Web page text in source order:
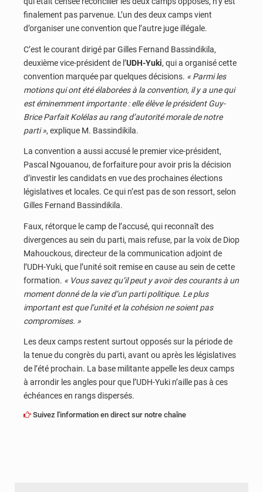
finalement pas parvenue. L’un des deux camps vient
d’organiser une convention que l’autre juge illégale.
C’est le courant dirigé par Gilles Fernand Bassindikila,
deuxième vice-président de l’UDH-Yuki, qui a organisé cette
convention marquée par quelques décisions. « Parmi les
motions qui ont été élaborées à la convention, il y a une qui
est éminemment importante : elle élève le président Guy-
Brice Parfait Kolélas au rang d’autorité morale de notre
parti », explique M. Bassindikila.
La convention a aussi accusé le premier vice-président,
Pascal Ngouanou, de forfaiture pour avoir pris la décision
d’investir les candidats en vue des prochaines élections
législatives et locales. Ce qui n’est pas de son ressort, selon
Gilles Fernand Bassindikila.
Faux, rétorque le camp de l’accusé, qui reconnaît des
divergences au sein du parti, mais refuse, par la voix de Diop
Mahouckous, directeur de la communication adjoint de
l’UDH-Yuki, que l’unité soit remise en cause au sein de cette
formation. « Vous savez qu’il peut y avoir des courants à un
moment donné de la vie d’un parti politique. Le plus
important est que l’unité et la cohésion ne soient pas
compromises. »
Les deux camps restent surtout opposés sur la période de
la tenue du congrès du parti, avant ou après les législatives
de l’été prochain. La base militante appelle les deux camps
à arrondir les angles pour que l’UDH-Yuki n’aille pas à ces
échéances en rangs dispersés.
Suivez l'information en direct sur notre chaîne